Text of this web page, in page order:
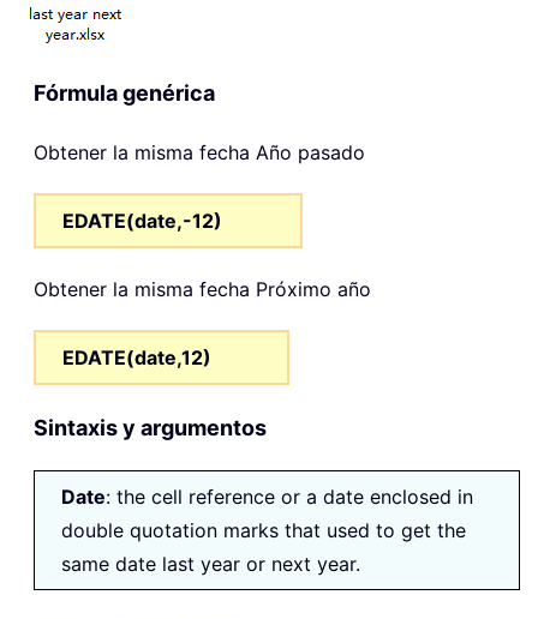
Fórmula genérica
Obtener la misma fecha Año pasado
EDATE(date,-12)
Obtener la misma fecha Próximo año
EDATE(date,12)
Sintaxis y argumentos
Date: the cell reference or a date enclosed in
double quotation marks that used to get the
same date last year or next year.